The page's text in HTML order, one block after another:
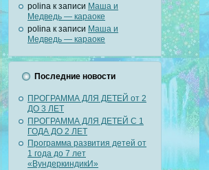
polina к записи Маша и
Медведь — караоке
polina к записи Маша и
Медведь — караоке
Последние новости
ПРОГРАММА ДЛЯ ДЕТЕЙ от 2
ДО 3 ЛЕТ
ПРОГРАММА ДЛЯ ДЕТЕЙ С 1
ГОДА ДО 2 ЛЕТ
Программа развития детей от
1 года до 7 лет
«ВундеркиндикИ»